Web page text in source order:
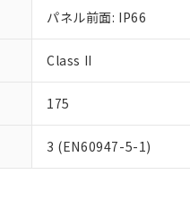
パネル前面: IP66
Class II
175
3 (EN60947-5-1)